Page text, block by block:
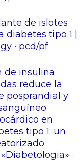
de islotes
diabetes tipo 1 |
· pcd/pf
de insulina
reduce la
posprandial y
en
tipo 1: un
·